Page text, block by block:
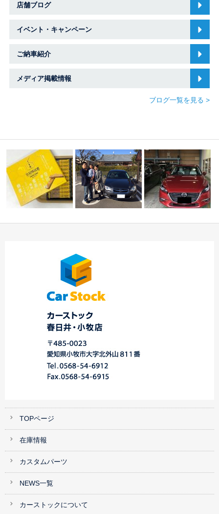
店舗ブログ
イベント・キャンペーン
ご納車紹介
メディア掲載情報
ブログ一覧を見る >
介です！！☆
TOPページ
在庫情報
カスタムパーツ
NEWS一覧
カーストックについて